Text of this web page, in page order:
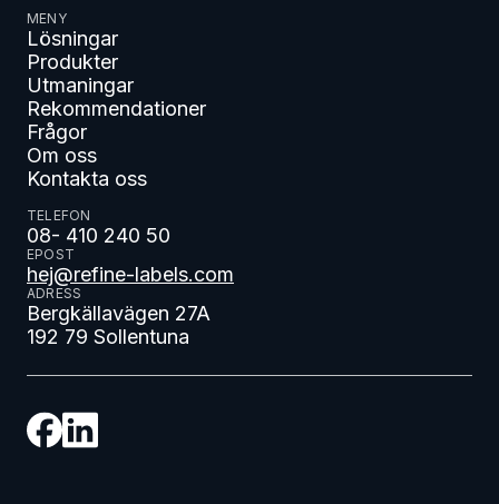
MENY
Lösningar
Produkter
Utmaningar
Rekommendationer
Frågor
Om oss
Kontakta oss
TELEFON
08- 410 240 50
EPOST
hej@refine-labels.com
ADRESS
Bergkällavägen 27A
192 79 Sollentuna